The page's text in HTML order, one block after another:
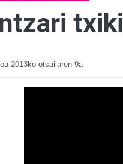
txiki
2013ko otsailaren 9a